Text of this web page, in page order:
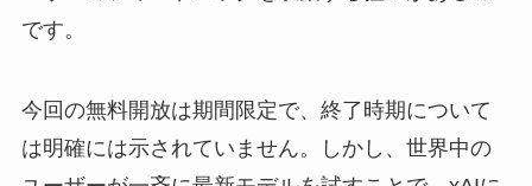
です。
今回の無料開放は期間限定で、終了時期について
は明確には示されていません。しかし、世界中の